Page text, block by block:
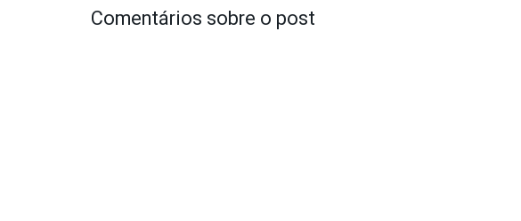
Comentários sobre o post